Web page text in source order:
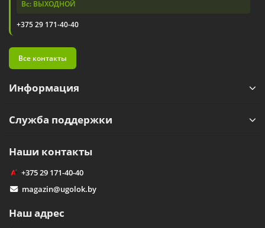
Вс: ВЫХОДНОЙ
+375 29 171-40-40
Все контакты
Информация
Служба поддержки
Наши контакты
+375 29 171-40-40
magazin@ugolok.by
Наш адрес